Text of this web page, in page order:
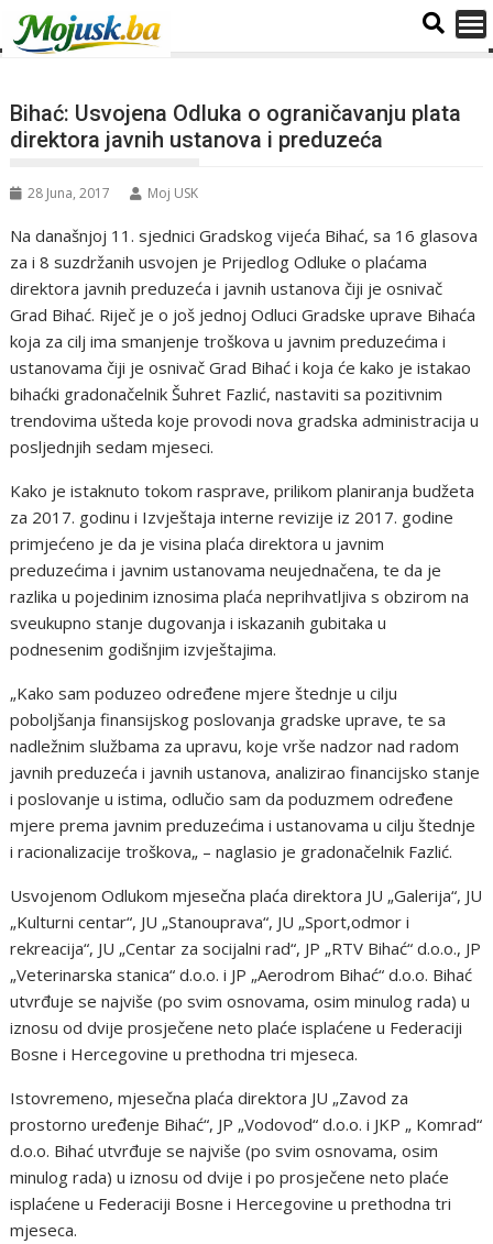
Bihać: Usvojena Odluka o ograničavanju plata
direktora javnih ustanova i preduzeća
28 Juna, 2017 Moj USK
Na današnjoj 11. sjednici Gradskog vijeća Bihać, sa 16 glasova
za i 8 suzdržanih usvojen je Prijedlog Odluke o plaćama
direktora javnih preduzeća i javnih ustanova čiji je osnivač
Grad Bihać. Riječ je o još jednoj Odluci Gradske uprave Bihaća
koja za cilj ima smanjenje troškova u javnim preduzećima i
ustanovama čiji je osnivač Grad Bihać i koja će kako je istakao
bihaćki gradonačelnik Šuhret Fazlić, nastaviti sa pozitivnim
trendovima ušteda koje provodi nova gradska administracija u
posljednjih sedam mjeseci.
Kako je istaknuto tokom rasprave, prilikom planiranja budžeta
za 2017. godinu i Izvještaja interne revizije iz 2017. godine
primjećeno je da je visina plaća direktora u javnim
preduzećima i javnim ustanovama neujednačena, te da je
razlika u pojedinim iznosima plaća neprihvatljiva s obzirom na
sveukupno stanje dugovanja i iskazanih gubitaka u
podnesenim godišnjim izvještajima.
„Kako sam poduzeo određene mjere štednje u cilju
poboljšanja finansijskog poslovanja gradske uprave, te sa
nadležnim službama za upravu, koje vrše nadzor nad radom
javnih preduzeća i javnih ustanova, analizirao financijsko stanje
i poslovanje u istima, odlučio sam da poduzmem određene
mjere prema javnim preduzećima i ustanovama u cilju štednje
i racionalizacije troškova„ – naglasio je gradonačelnik Fazlić.
Usvojenom Odlukom mjesečna plaća direktora JU „Galerija“, JU
„Kulturni centar“, JU „Stanouprava“, JU „Sport,odmor i
rekreacija“, JU „Centar za socijalni rad“, JP „RTV Bihać“ d.o.o., JP
„Veterinarska stanica“ d.o.o. i JP „Aerodrom Bihać“ d.o.o. Bihać
utvrđuje se najviše (po svim osnovama, osim minulog rada) u
iznosu od dvije prosječene neto plaće isplaćene u Federaciji
Bosne i Hercegovine u prethodna tri mjeseca.
Istovremeno, mjesečna plaća direktora JU „Zavod za
prostorno uređenje Bihać“, JP „Vodovod“ d.o.o. i JKP „ Komrad“
d.o.o. Bihać utvrđuje se najviše (po svim osnovama, osim
minulog rada) u iznosu od dvije i po prosječene neto plaće
isplaćene u Federaciji Bosne i Hercegovine u prethodna tri
mjeseca.